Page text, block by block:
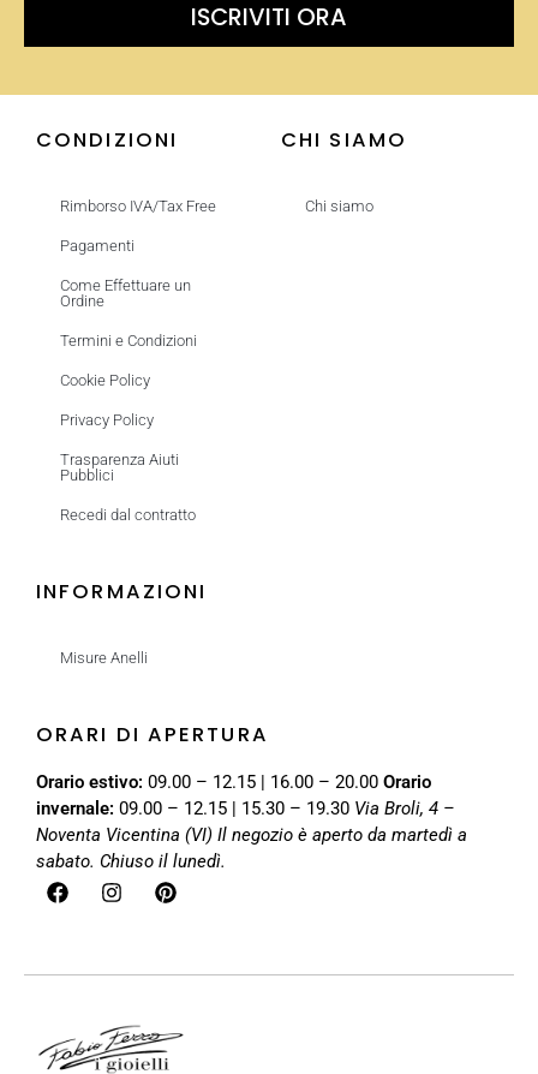
ISCRIVITI ORA
CONDIZIONI
Rimborso IVA/Tax Free
Pagamenti
Come Effettuare un
Ordine
Termini e Condizioni
Cookie Policy
Privacy Policy
Trasparenza Aiuti
Pubblici
Recedi dal contratto
CHI SIAMO
Chi siamo
INFORMAZIONI
Misure Anelli
ORARI DI APERTURA
Orario estivo: 09.00 – 12.15 | 16.00 – 20.00 Orario
invernale: 09.00 – 12.15 | 15.30 – 19.30 Via Broli, 4 –
Noventa Vicentina (VI) Il negozio è aperto da martedì a
sabato. Chiuso il lunedì.